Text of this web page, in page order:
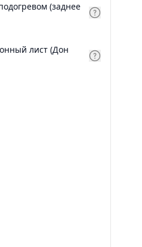
(заднее
лист (Дон